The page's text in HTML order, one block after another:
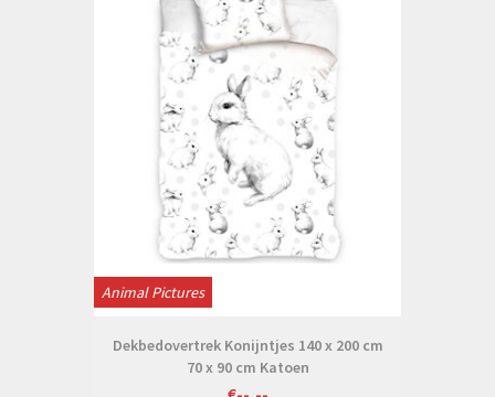
Animal Pictures
Dekbedovertrek Konijntjes 140 x 200 cm
70 x 90 cm Katoen